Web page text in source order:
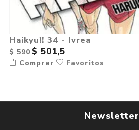
Haikyu!! 34 - Ivrea
$ 590 $ 501,5
Comprar Favoritos
Newsletter